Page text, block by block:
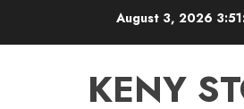
August 3, 2026
KENY